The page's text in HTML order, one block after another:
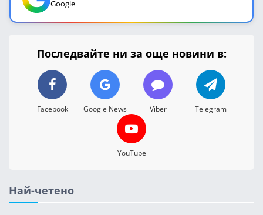
Google
Последвайте ни за още новини в:
Facebook Google News Viber Telegram
YouTube
Най-четено